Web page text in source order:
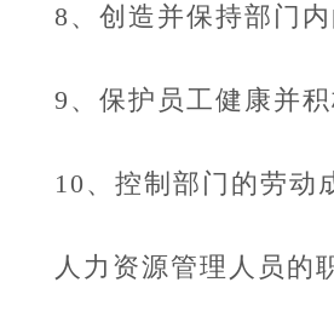
8、创造并保持部门内
9、保护员工健康并
10、控制部门的劳动
人力资源管理人员的